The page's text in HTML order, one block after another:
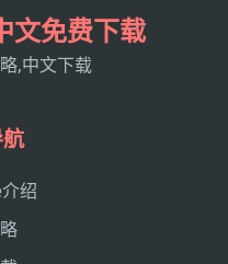
文免费下载
,中文下载
绍